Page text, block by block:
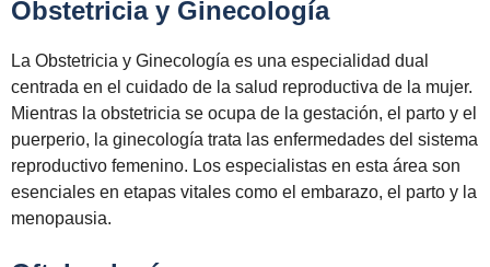
Obstetricia y Ginecología
La Obstetricia y Ginecología es una especialidad dual
centrada en el cuidado de la salud reproductiva de la mujer.
Mientras la obstetricia se ocupa de la gestación, el parto y el
puerperio, la ginecología trata las enfermedades del sistema
reproductivo femenino. Los especialistas en esta área son
esenciales en etapas vitales como el embarazo, el parto y la
menopausia.